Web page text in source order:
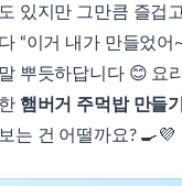
있지만 그만큼 즐겁
“이거 내가 만들었어
뿌듯하답니다 😊 요
햄버거 주먹밥 만들
는 건 어떨까요? 🍳💜